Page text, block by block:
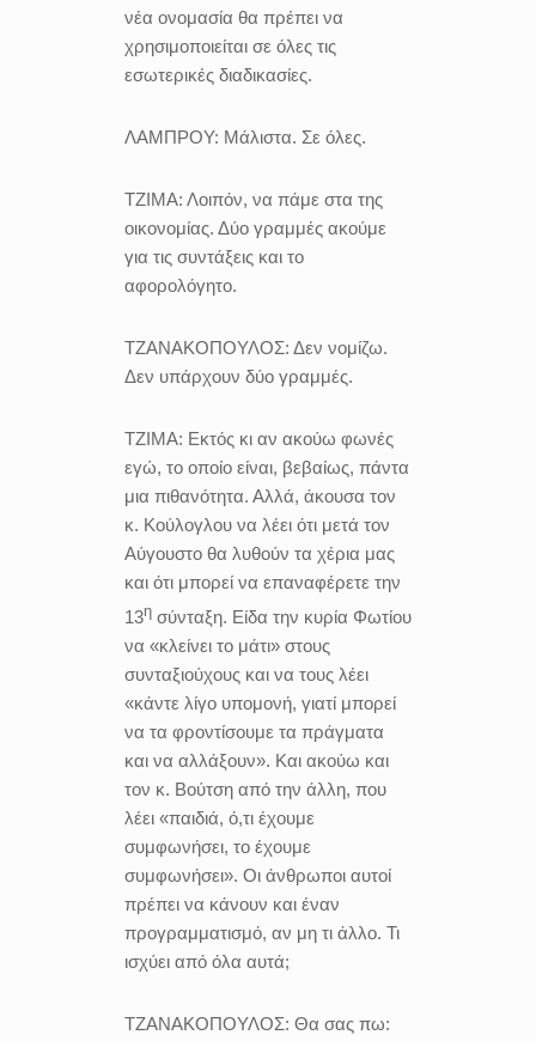
νέα ονομασία θα πρέπει να
χρησιμοποιείται σε όλες τις
εσωτερικές διαδικασίες.
ΛΑΜΠΡΟΥ: Μάλιστα. Σε όλες.
ΤΖΙΜΑ: Λοιπόν, να πάμε στα της
οικονομίας. Δύο γραμμές ακούμε
για τις συντάξεις και το
αφορολόγητο.
ΤΖΑΝΑΚΟΠΟΥΛΟΣ: Δεν νομίζω.
Δεν υπάρχουν δύο γραμμές.
ΤΖΙΜΑ: Εκτός κι αν ακούω φωνές
εγώ, το οποίο είναι, βεβαίως, πάντα
μια πιθανότητα. Αλλά, άκουσα τον
κ. Κούλογλου να λέει ότι μετά τον
Αύγουστο θα λυθούν τα χέρια μας
και ότι μπορεί να επαναφέρετε την
13η σύνταξη. Είδα την κυρία Φωτίου
να «κλείνει το μάτι» στους
συνταξιούχους και να τους λέει
«κάντε λίγο υπομονή, γιατί μπορεί
να τα φροντίσουμε τα πράγματα
και να αλλάξουν». Και ακούω και
τον κ. Βούτση από την άλλη, που
λέει «παιδιά, ό,τι έχουμε
συμφωνήσει, το έχουμε
συμφωνήσει». Οι άνθρωποι αυτοί
πρέπει να κάνουν και έναν
προγραμματισμό, αν μη τι άλλο. Τι
ισχύει από όλα αυτά;
ΤΖΑΝΑΚΟΠΟΥΛΟΣ: Θα σας πω: